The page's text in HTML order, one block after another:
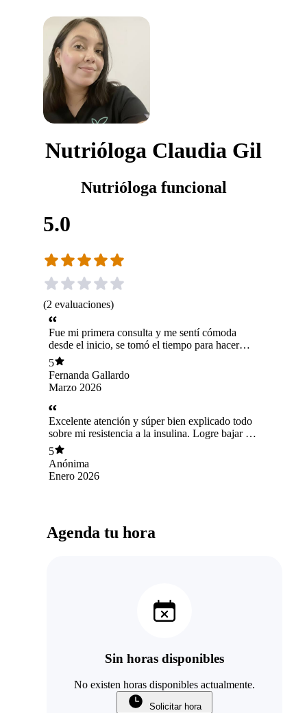
Nutrióloga Claudia Gil
Nutrióloga funcional
5.0
(2 evaluaciones)
Fue mi primera consulta y me sentí cómoda
desde el inicio, se tomó el tiempo para hacer
preguntas y conocer mi proceso, también
resolvió mis dudas con calma.
5
Fernanda Gallardo
Marzo 2026
Excelente atención y súper bien explicado todo
sobre mi resistencia a la insulina. Logre bajar de
peso, después de años estancada
5
Anónima
Enero 2026
Agenda tu hora
Sin horas disponibles
No existen horas disponibles actualmente.
Solicitar hora